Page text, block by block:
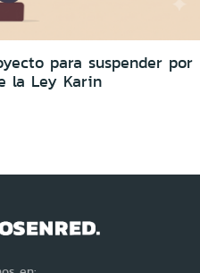
para suspender por
la Ley Karin